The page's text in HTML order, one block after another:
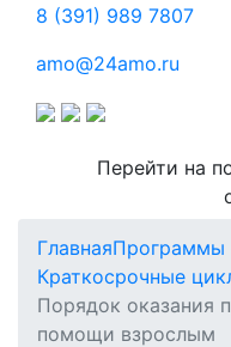
8 (391) 989 7807
amo@24amo.ru
Перейти на
ГлавнаяПрограммы
Краткосрочные
Порядок оказания
помощи взрослым